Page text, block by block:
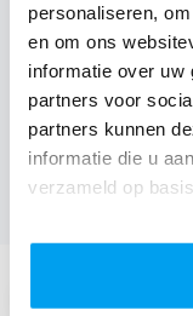
personaliseren,
en om ons
informatie over uw
partners voor
partners kunnen
informatie die u
verzameld op
natuurlijk weten
EenDJ boeken uit
Daarom kun je
jouw feest. Ook
offerte aanvragen.
Stuur een